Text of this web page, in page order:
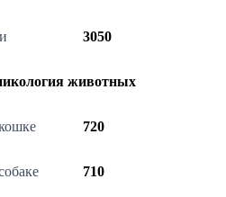
3050
животных
720
710